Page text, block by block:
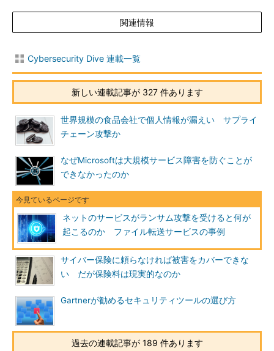
関連情報
Cybersecurity Dive 連載一覧
新しい連載記事が 327 件あります
世界規模の食品会社で個人情報が漏えい サプライ
チェーン攻撃か
なぜMicrosoftは大規模サービス障害を防ぐことが
できなかったのか
ネットのサービスがランサム攻撃を受けると何が
起こるのか ファイル転送サービスの事例
サイバー保険に頼らなければ被害をカバーできな
い だが保険料は現実的なのか
Gartnerが勧めるセキュリティツールの選び方
過去の連載記事が 189 件あります